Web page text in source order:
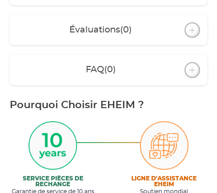
Évaluations(0)
FAQ(0)
Pourquoi Choisir EHEIM ?
SERVICE PIÈCES DE
RECHANGE
Garantie de service de 10 ans
LIGNE D'ASSISTANCE
EHEIM
Soutien mondial